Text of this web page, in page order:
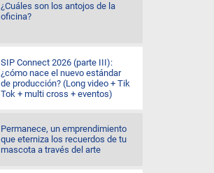
¿Cuáles son los antojos de la
oficina?
SIP Connect 2026 (parte III):
¿cómo nace el nuevo estándar
de producción? (Long video + Tik
Tok + multi cross + eventos)
Permanece, un emprendimiento
que eterniza los recuerdos de tu
mascota a través del arte